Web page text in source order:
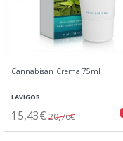
Cannabisan Crema 75ml
LAVIGOR
15,43€ 20,76€